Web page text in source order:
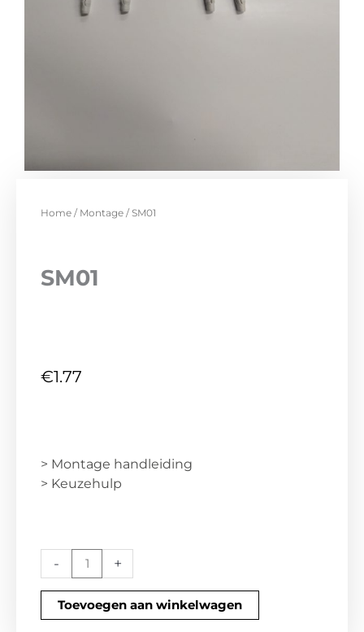
Home / Montage / SM01
SM01
€1.77
> Montage handleiding
> Keuzehulp
-
aantal
+
Toevoegen aan winkelwagen